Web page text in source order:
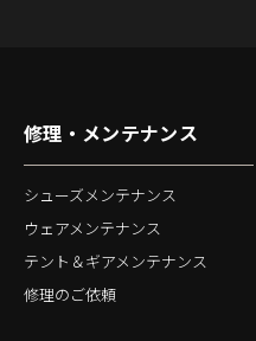
修理・メンテナンス
シューズメンテナンス
ウェアメンテナンス
テント＆ギアメンテナンス
修理のご依頼